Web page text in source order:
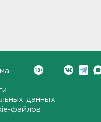
данных
файлов